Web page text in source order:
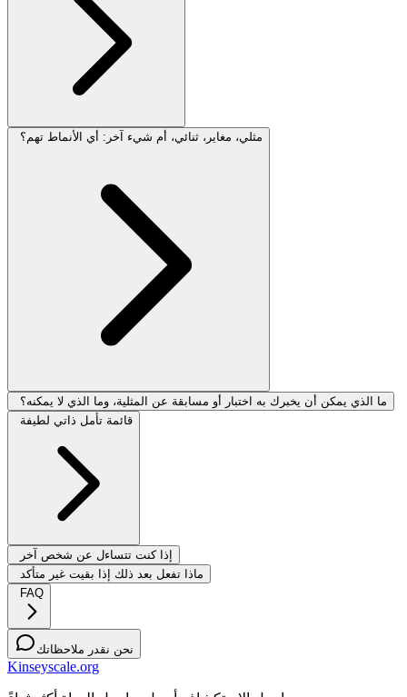
مثلي، مغاير، ثنائي، أم شيء آخر: أي الأنماط تهم؟
ما الذي يمكن أن يخبرك به اختبار أو مسابقة عن المثلية، وما الذي لا يمكنه؟
قائمة تأمل ذاتي لطيفة
إذا كنت تتساءل عن شخص آخر
ماذا تفعل بعد ذلك إذا بقيت غير متأكد
FAQ
نحن نقدر ملاحظاتك
Kinseyscale.org